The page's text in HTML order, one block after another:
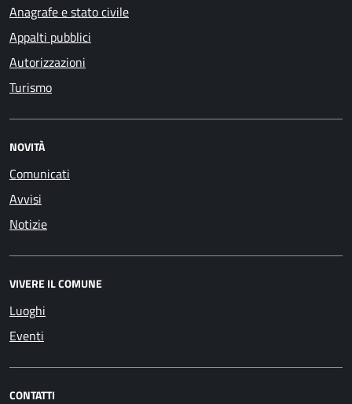
Anagrafe e stato civile
Appalti pubblici
Autorizzazioni
Turismo
NOVITÀ
Comunicati
Avvisi
Notizie
VIVERE IL COMUNE
Luoghi
Eventi
CONTATTI